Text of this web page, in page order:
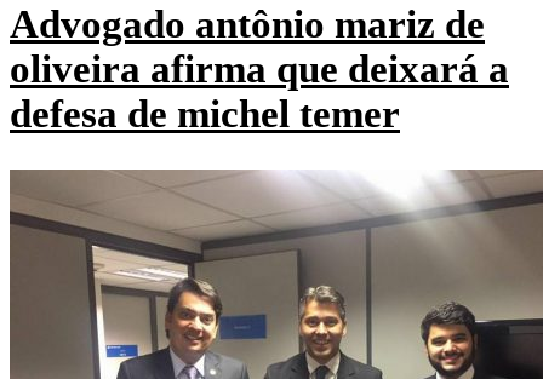
Advogado antônio mariz de
oliveira afirma que deixará a
defesa de michel temer